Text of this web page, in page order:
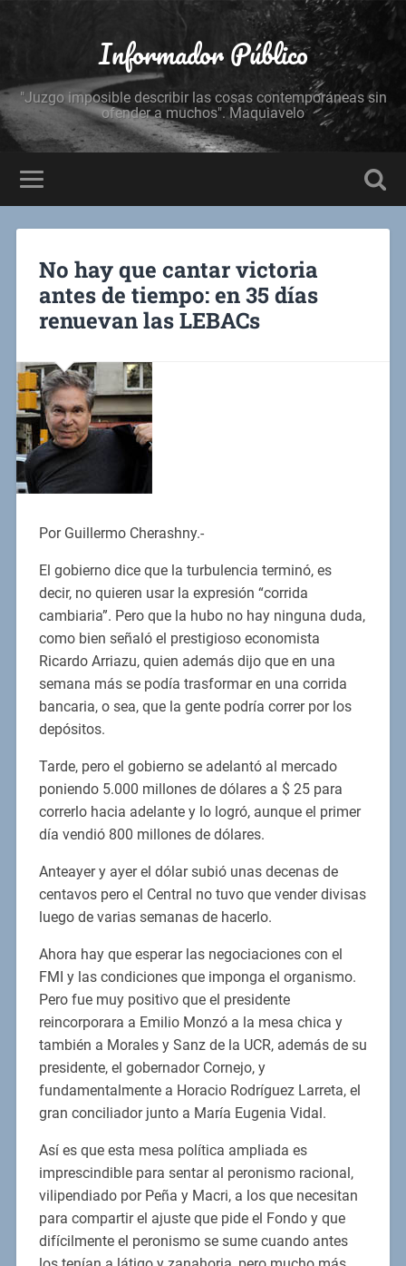
Informador Público
"Juzgo imposible describir las cosas contemporáneas sin
ofender a muchos". Maquiavelo
No hay que cantar victoria
antes de tiempo: en 35 días
renuevan las LEBACs
Por Guillermo Cherashny.-
El gobierno dice que la turbulencia terminó, es
decir, no quieren usar la expresión “corrida
cambiaria”. Pero que la hubo no hay ninguna duda,
como bien señaló el prestigioso economista
Ricardo Arriazu, quien además dijo que en una
semana más se podía trasformar en una corrida
bancaria, o sea, que la gente podría correr por los
depósitos.
Tarde, pero el gobierno se adelantó al mercado
poniendo 5.000 millones de dólares a $ 25 para
correrlo hacia adelante y lo logró, aunque el primer
día vendió 800 millones de dólares.
Anteayer y ayer el dólar subió unas decenas de
centavos pero el Central no tuvo que vender divisas
luego de varias semanas de hacerlo.
Ahora hay que esperar las negociaciones con el
FMI y las condiciones que imponga el organismo.
Pero fue muy positivo que el presidente
reincorporara a Emilio Monzó a la mesa chica y
también a Morales y Sanz de la UCR, además de su
presidente, el gobernador Cornejo, y
fundamentalmente a Horacio Rodríguez Larreta, el
gran conciliador junto a María Eugenia Vidal.
Así es que esta mesa política ampliada es
imprescindible para sentar al peronismo racional,
vilipendiado por Peña y Macri, a los que necesitan
para compartir el ajuste que pide el Fondo y que
difícilmente el peronismo se sume cuando antes